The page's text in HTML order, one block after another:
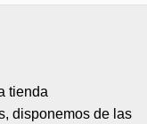
tienda
disponemos de las